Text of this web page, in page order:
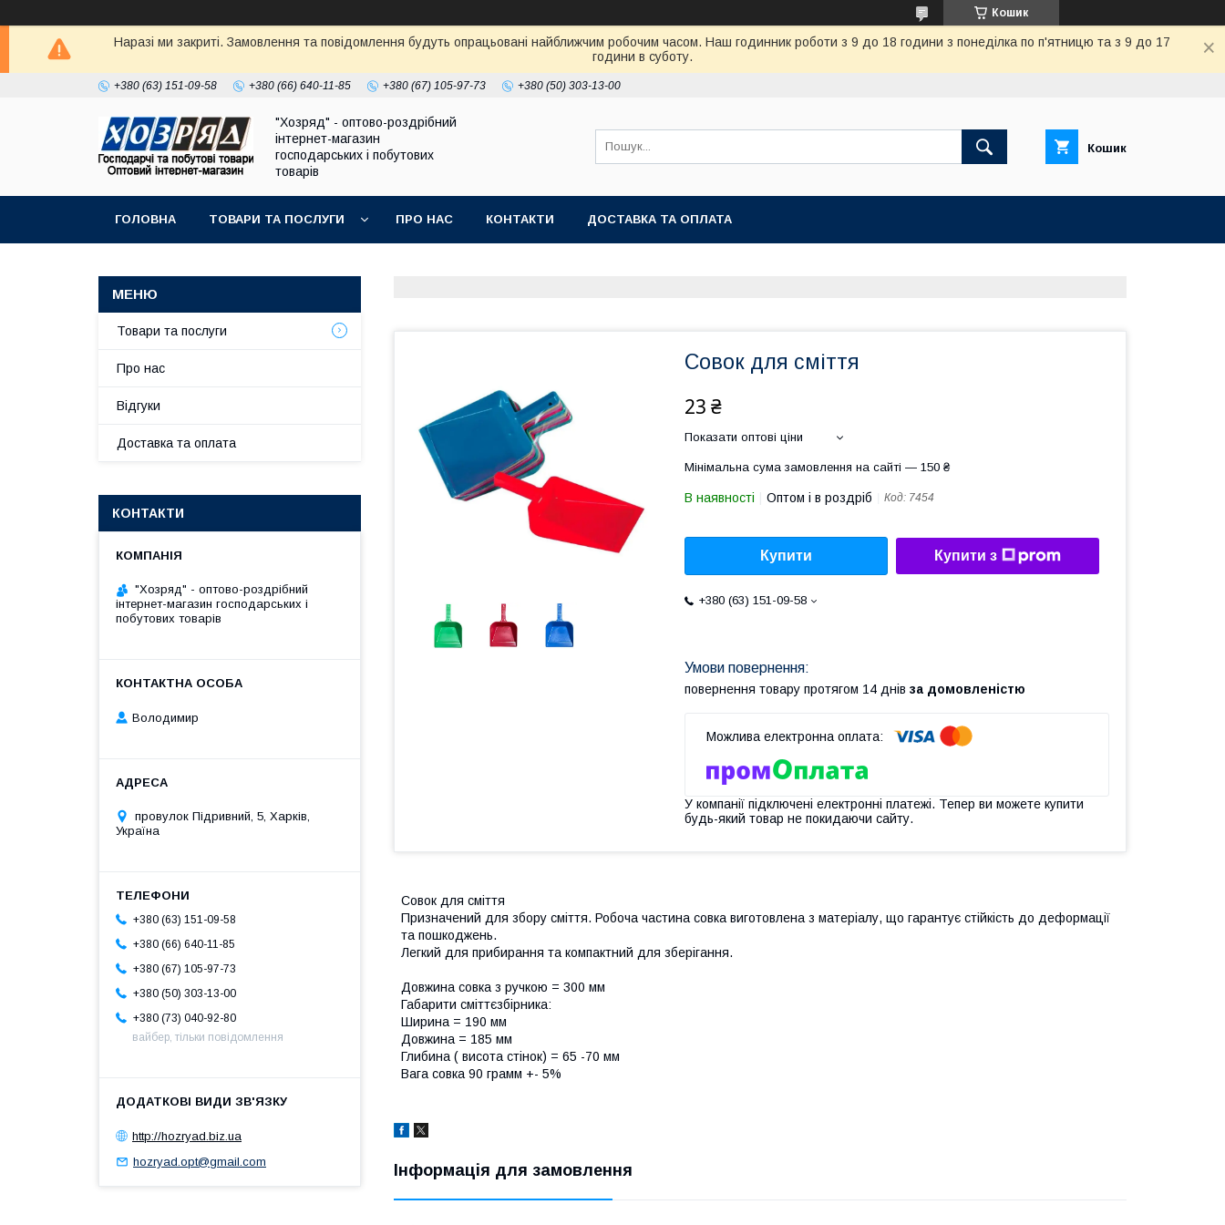
Кошик
Наразі ми закриті. Замовлення та повідомлення будуть опрацьовані найближчим робочим часом. Наш годинник роботи з 9 до 18 години з понеділка по п'ятницю та з 9 до 17
години в суботу.
+380 (63) 151-09-58 +380 (66) 640-11-85 +380 (67) 105-97-73 +380 (50) 303-13-00
"Хозряд" - оптово-роздрібний
інтернет-магазин
господарських і побутових
товарів
Кошик
ГОЛОВНА ТОВАРИ ТА ПОСЛУГИ ПРО НАС КОНТАКТИ ДОСТАВКА ТА ОПЛАТА
Совок для сміття
23 ₴
Показати оптові ціни
Мінімальна сума замовлення на сайті — 150 ₴
В наявності Оптом і в роздріб Код: 7454
Купити Купити з
+380 (63) 151-09-58
повернення товару протягом 14 днів за домовленістю
У компанії підключені електронні платежі. Тепер ви можете купити
будь-який товар не покидаючи сайту.
Совок для сміття
Призначений для збору сміття. Робоча частина совка виготовлена з матеріалу, що гарантує стійкість до деформації
та пошкоджень.
Легкий для прибирання та компактний для зберігання.
Довжина совка з ручкою = 300 мм
Габарити сміттєзбірника:
Ширина = 190 мм
Довжина = 185 мм
Глибина ( висота стінок) = 65 -70 мм
Вага совка 90 грамм +- 5%
Інформація для замовлення
Товари та послуги
Про нас
Відгуки
Доставка та оплата
КОНТАКТИ
"Хозряд" - оптово-роздрібний
інтернет-магазин господарських і
побутових товарів
Володимир
провулок Підривний, 5, Харків,
Україна
+380 (63) 151-09-58
+380 (66) 640-11-85
+380 (67) 105-97-73
+380 (50) 303-13-00
+380 (73) 040-92-80
вайбер, тільки повідомлення
http://hozryad.biz.ua
hozryad.opt@gmail.com